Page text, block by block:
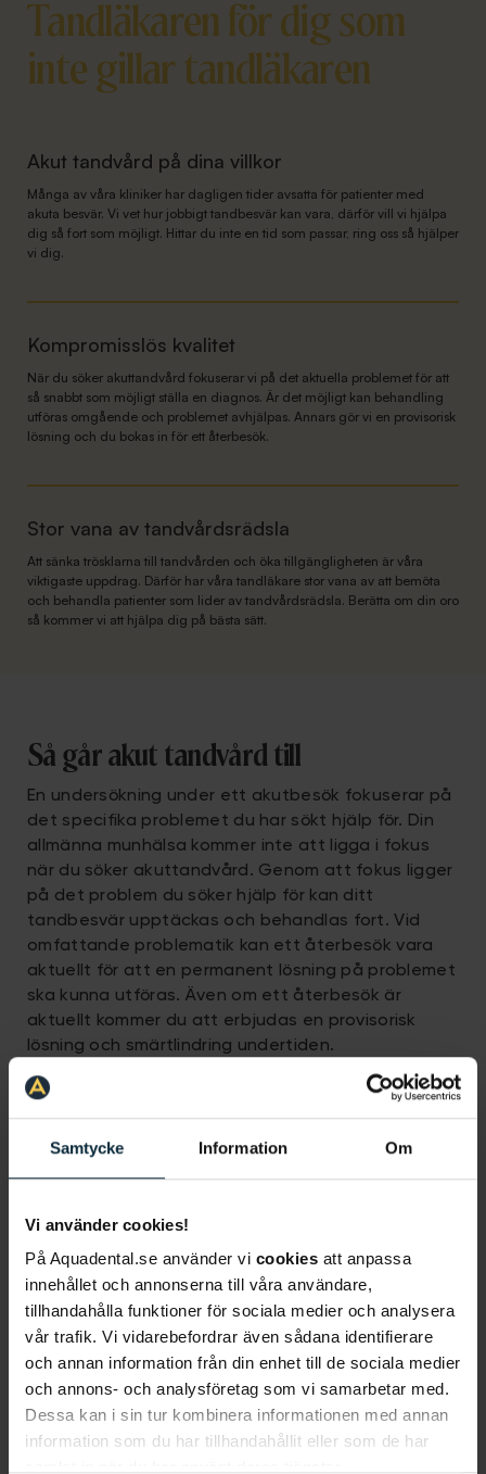
Samtycke Information Om
Vi använder cookies!
På Aquadental.se använder vi cookies att anpassa
innehållet och annonserna till våra användare,
tillhandahålla funktioner för sociala medier och analysera
vår trafik. Vi vidarebefordrar även sådana identifierare
och annan information från din enhet till de sociala medier
och annons- och analysföretag som vi samarbetar med.
Dessa kan i sin tur kombinera informationen med annan
information som du har tillhandahållit eller som de har
Tandläkaren för dig som
inte gillar tandläkaren
Akut tandvård på dina villkor
Många av våra kliniker har dagligen tider avsatta för patienter med
akuta besvär. Vi vet hur jobbigt tandbesvär kan vara, därför vill vi hjälpa
dig så fort som möjligt. Hittar du inte en tid som passar, ring oss så hjälper
vi dig.
Kompromisslös kvalitet
När du söker akuttandvård fokuserar vi på det aktuella problemet för att
så snabbt som möjligt ställa en diagnos. Är det möjligt kan behandling
utföras omgående och problemet avhjälpas. Annars gör vi en provisorisk
lösning och du bokas in för ett återbesök.
Stor vana av tandvårdsrädsla
Att sänka trösklarna till tandvården och öka tillgängligheten är våra
viktigaste uppdrag. Därför har våra tandläkare stor vana av att bemöta
och behandla patienter som lider av tandvårdsrädsla. Berätta om din oro
så kommer vi att hjälpa dig på bästa sätt.
Så går akut tandvård till
En undersökning under ett akutbesök fokuserar på
det specifika problemet du har sökt hjälp för. Din
allmänna munhälsa kommer inte att ligga i fokus
när du söker akuttandvård. Genom att fokus ligger
på det problem du söker hjälp för kan ditt
tandbesvär upptäckas och behandlas fort. Vid
omfattande problematik kan ett återbesök vara
aktuellt för att en permanent lösning på problemet
ska kunna utföras. Även om ett återbesök är
aktuellt kommer du att erbjudas en provisorisk
lösning och smärtlindring undertiden.
Vi erbjuder akut tandvård i:
Göteborg,Malmö,Uppsala,Västerås,Enköping,
Norrköping, Linköping,Borlänge Falun,
Vad kostar akut tandvård?
När du kommer in för akut tandvård görs en
delundersökning, för att rätt diagnos ska kunna
ställas. Vilka åtgärder som behöver göras är
individuellt och beror på patientens
förutsättningar och behandlingens omfattning.